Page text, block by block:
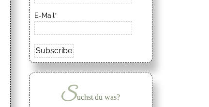
E-Mail*
Suchst du was?